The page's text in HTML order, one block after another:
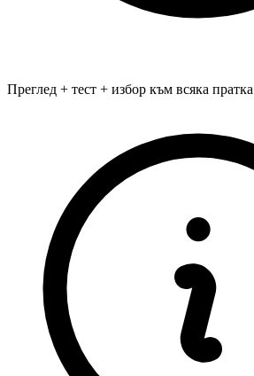
Преглед + тест + избор към всяка пратка